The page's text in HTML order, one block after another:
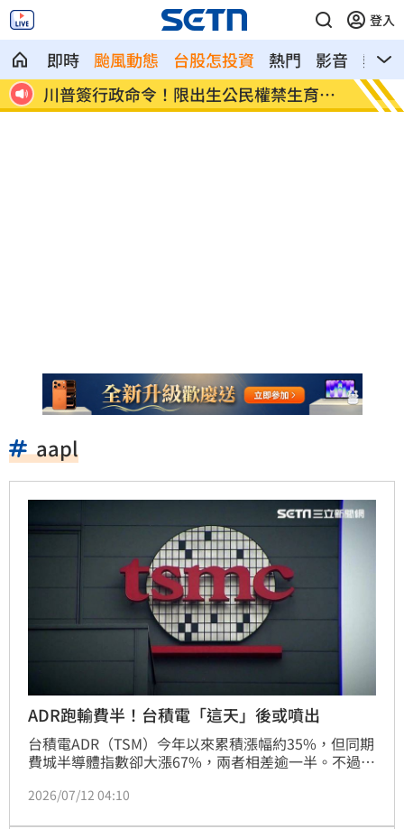
登入
即時 颱風動態 台股怎投資 熱門 影音
熱搜
川普簽行政命令！限出生公民權禁生育旅
遊
王凱
aapl
ADR跑輸費半！台積電「這天」後或噴出
台積電ADR（TSM）今年以來累積漲幅約35%，但同期
費城半導體指數卻大漲67%，兩者相差逾一半。不過，
不會太久。隨著台積電16日公布第二季財報，ADR很有
2026/07/12 04:10